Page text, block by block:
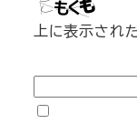
上に表示され